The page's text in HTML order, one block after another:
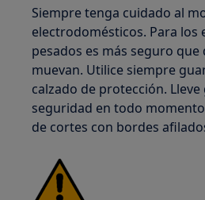
Siempre tenga cuidado al
electrodomésticos. Para los
pesados es más seguro que
muevan. Utilice siempre
calzado de protección.
seguridad en todo
de cortes con bordes